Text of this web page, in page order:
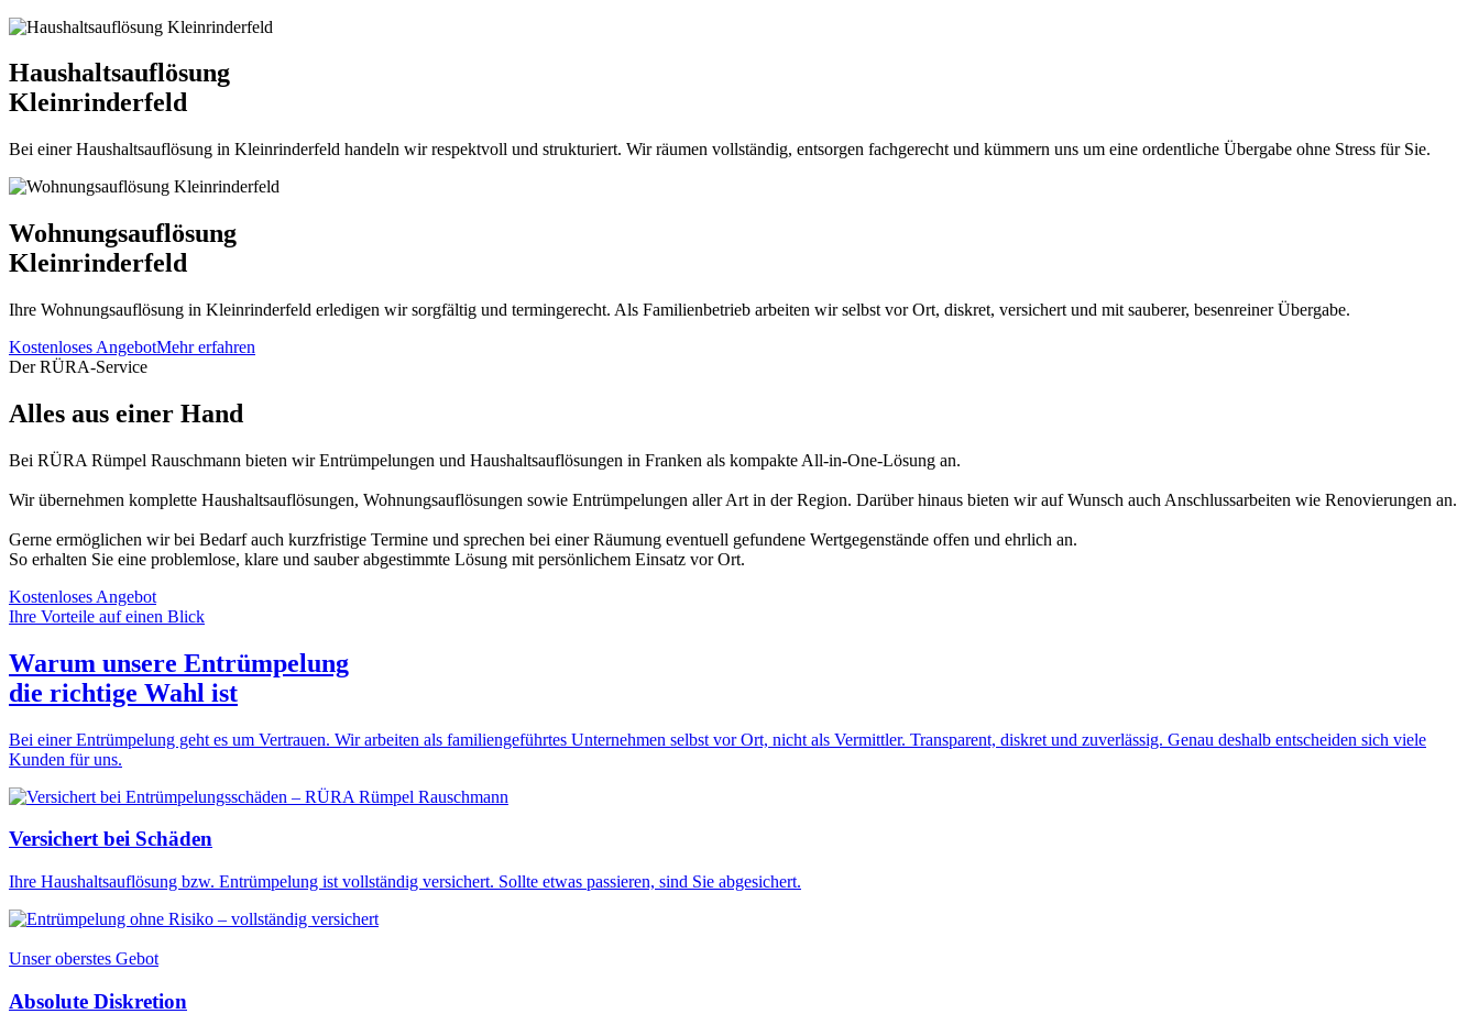
Haushaltsauflösung
Kleinrinderfeld
Bei einer Haushaltsauflösung in Kleinrinderfeld handeln wir respektvoll und strukturiert. Wir räumen vollständig, entsorgen fachgerecht und kümmern uns um eine ordentliche Übergabe ohne Stress für Sie.
Wohnungsauflösung
Kleinrinderfeld
Ihre Wohnungsauflösung in Kleinrinderfeld erledigen wir sorgfältig und termingerecht. Als Familienbetrieb arbeiten wir selbst vor Ort, diskret, versichert und mit sauberer, besenreiner Übergabe.
Kostenloses AngebotMehr erfahren
Der RÜRA-Service
Alles aus einer Hand
Bei RÜRA Rümpel Rauschmann bieten wir Entrümpelungen und Haushaltsauflösungen in Franken als kompakte All-in-One-Lösung an.
Wir übernehmen komplette Haushaltsauflösungen, Wohnungsauflösungen sowie Entrümpelungen aller Art in der Region. Darüber hinaus bieten wir auf Wunsch auch Anschlussarbeiten wie Renovierungen an.
Gerne ermöglichen wir bei Bedarf auch kurzfristige Termine und sprechen bei einer Räumung eventuell gefundene Wertgegenstände offen und ehrlich an.
So erhalten Sie eine problemlose, klare und sauber abgestimmte Lösung mit persönlichem Einsatz vor Ort.
Kostenloses Angebot
Ihre Vorteile auf einen Blick
Warum unsere Entrümpelung
die richtige Wahl ist
Bei einer Entrümpelung geht es um Vertrauen. Wir arbeiten als familiengeführtes Unternehmen selbst vor Ort, nicht als Vermittler. Transparent, diskret und zuverlässig. Genau deshalb entscheiden sich viele
Kunden für uns.
Versichert bei Schäden
Ihre Haushaltsauflösung bzw. Entrümpelung ist vollständig versichert. Sollte etwas passieren, sind Sie abgesichert.
Unser oberstes Gebot
Absolute Diskretion